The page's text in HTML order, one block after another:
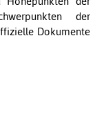
der
Dokumente